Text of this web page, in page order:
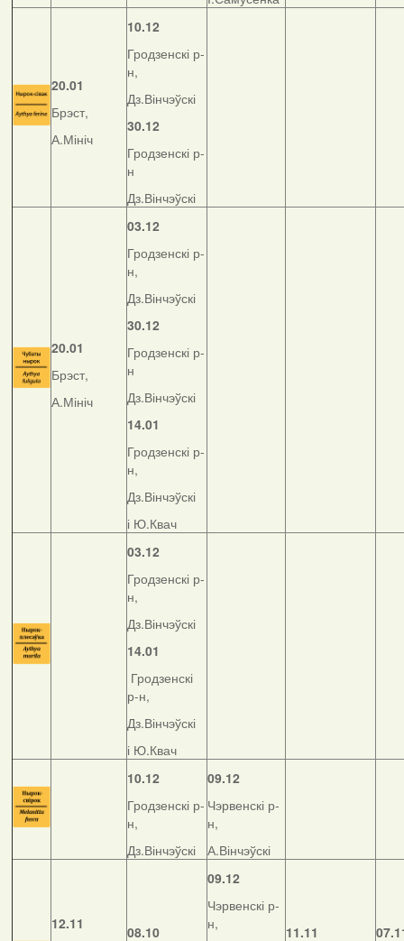
20.01
Брэст,
А.Мініч
10.12
Гродзенскі р-
н,
Дз.Вінчэўскі
30.12
Гродзенскі р-
н
Дз.Вінчэўскі
20.01
Брэст,
А.Мініч
03.12
Гродзенскі р-
н,
Дз.Вінчэўскі
30.12
Гродзенскі р-
н
Дз.Вінчэўскі
14.01
Гродзенскі р-
н,
Дз.Вінчэўскі
і Ю.Квач
03.12
Гродзенскі р-
н,
Дз.Вінчэўскі
14.01
Гродзенскі
р-н,
Дз.Вінчэўскі
і Ю.Квач
10.12
Гродзенскі р-
н,
Дз.Вінчэўскі
09.12
Чэрвенскі р-
н,
А.Вінчэўскі
12.11
08.10
09.12
Чэрвенскі р-
н,
11.11